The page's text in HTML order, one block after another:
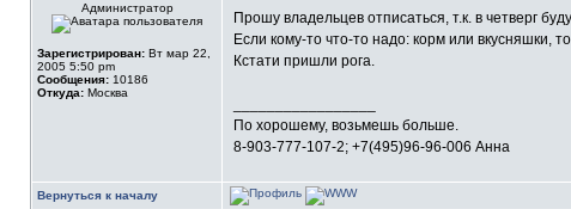
Администратор
Зарегистрирован: Вт мар 22,
2005 5:50 pm
Сообщения: 10186
Откуда: Москва
Прошу владельцев отписаться, т.к. в четверг
Если кому-то что-то надо: корм или вкусняшки,
Кстати пришли рога.
По хорошему, возьмешь больше.
8-903-777-107-2; +7(495)96-96-006 Анна
Вернуться к началу